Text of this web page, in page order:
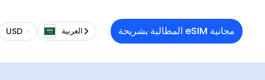
تنوع
USD العربية‏ المطالبة بشريحة eSIM مجانية